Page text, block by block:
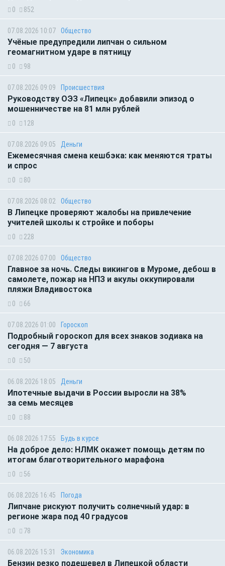
0 852
07.08.2026 10:07 Общество
Учёные предупредили липчан о сильном
геомагнитном ударе в пятницу
0 98
07.08.2026 09:09 Происшествия
Руководству ОЭЗ «Липецк» добавили эпизод о
мошенничестве на 81 млн рублей
0 128
07.08.2026 09:05 Деньги
Ежемесячная смена кешбэка: как меняются траты
и спрос
0 80
07.08.2026 08:02 Общество
В Липецке проверяют жалобы на привлечение
учителей школы к стройке и поборы
0 228
07.08.2026 07:00 Общество
Главное за ночь. Следы викингов в Муроме, дебош в
самолете, пожар на НПЗ и акулы оккупировали
пляжи Владивостока
0 66
07.08.2026 01:00 Гороскоп
Подробный гороскоп для всех знаков зодиака на
сегодня — 7 августа
0 50
06.08.2026 18:05 Деньги
Ипотечные выдачи в России выросли на 38%
за семь месяцев
0 88
06.08.2026 17:55 Будь в курсе
На доброе дело: НЛМК окажет помощь детям по
итогам благотворительного марафона
0 56
06.08.2026 16:45 Погода
Липчане рискуют получить солнечный удар: в
регионе жара под 40 градусов
0 78
06.08.2026 15:31 Экономика
Бензин резко подешевел в Липецкой области